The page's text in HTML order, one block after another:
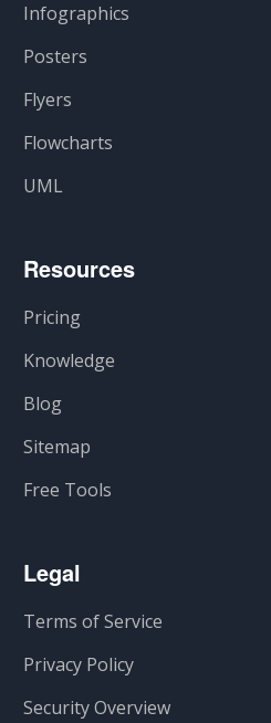
Infographics
Posters
Flyers
Flowcharts
UML
Resources
Pricing
Knowledge
Blog
Sitemap
Free Tools
Legal
Terms of Service
Privacy Policy
Security Overview